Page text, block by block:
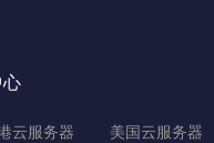
云服务器
美国云服务器